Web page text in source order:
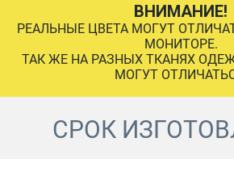
ВНИМАНИЕ!
РЕАЛЬНЫЕ ЦВЕТА МОГУТ
МОНИТОРЕ.
ТАК ЖЕ НА РАЗНЫХ ТКАНЯХ
МОГУТ
СРОК